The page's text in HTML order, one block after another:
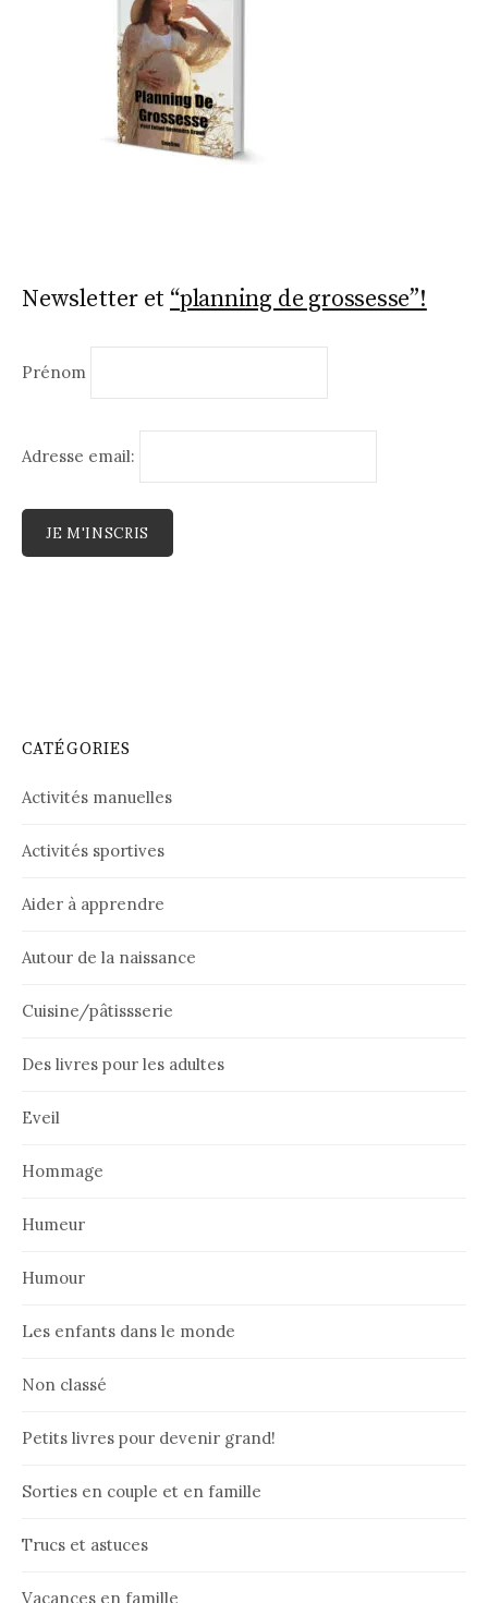
Newsletter et “planning de grossesse”!
Prénom
Adresse email:
CATÉGORIES
Activités manuelles
Activités sportives
Aider à apprendre
Autour de la naissance
Cuisine/pâtissserie
Des livres pour les adultes
Eveil
Hommage
Humeur
Humour
Les enfants dans le monde
Non classé
Petits livres pour devenir grand!
Sorties en couple et en famille
Trucs et astuces
Vacances en famille